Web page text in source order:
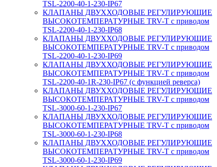
TSL-2200-40-1-230-IP67
КЛАПАНЫ ДВУХХОДОВЫЕ РЕГУЛИРУЮЩИЕ
ВЫСОКОТЕМПЕРАТУРНЫЕ TRV-T с приводом
TSL-2200-40-1-230-IP68
КЛАПАНЫ ДВУХХОДОВЫЕ РЕГУЛИРУЮЩИЕ
ВЫСОКОТЕМПЕРАТУРНЫЕ TRV-T с приводом
TSL-2200-40-1-230-IP69
КЛАПАНЫ ДВУХХОДОВЫЕ РЕГУЛИРУЮЩИЕ
ВЫСОКОТЕМПЕРАТУРНЫЕ TRV-T с приводом
TSL-2200-40-1R-230-IP67 (с функцией реверса)
КЛАПАНЫ ДВУХХОДОВЫЕ РЕГУЛИРУЮЩИЕ
ВЫСОКОТЕМПЕРАТУРНЫЕ TRV-T с приводом
TSL-3000-60-1-230-IP67
КЛАПАНЫ ДВУХХОДОВЫЕ РЕГУЛИРУЮЩИЕ
ВЫСОКОТЕМПЕРАТУРНЫЕ TRV-T с приводом
TSL-3000-60-1-230-IP68
КЛАПАНЫ ДВУХХОДОВЫЕ РЕГУЛИРУЮЩИЕ
ВЫСОКОТЕМПЕРАТУРНЫЕ TRV-T с приводом
TSL-3000-60-1-230-IP69